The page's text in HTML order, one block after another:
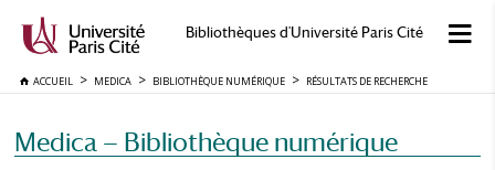
Bibliothèques d'Université Paris Cité
ACCUEIL MEDICA BIBLIOTHÈQUE NUMÉRIQUE RÉSULTATS DE RECHERCHE
Medica — Bibliothèque numérique